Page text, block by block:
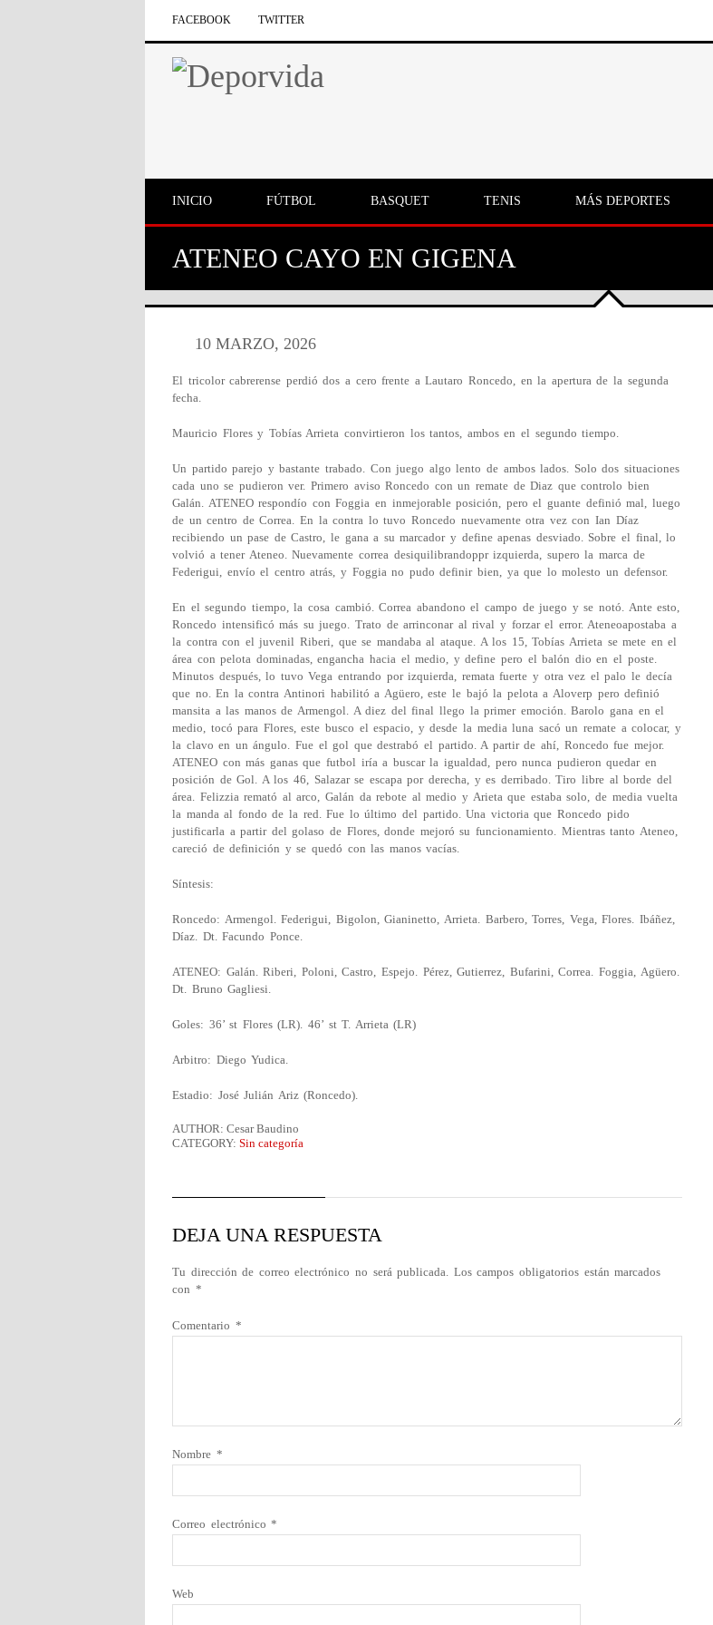
FACEBOOK TWITTER
INICIO FÚTBOL BASQUET TENIS MÁS DEPORTES
ATENEO CAYO EN GIGENA
10 MARZO, 2026
El tricolor cabrerense perdió dos a cero frente a Lautaro Roncedo, en la apertura de la segunda
fecha.
Mauricio Flores y Tobías Arrieta convirtieron los tantos, ambos en el segundo tiempo.
Un partido parejo y bastante trabado. Con juego algo lento de ambos lados. Solo dos situaciones
cada uno se pudieron ver. Primero aviso Roncedo con un remate de Diaz que controlo bien
Galán. ATENEO respondío con Foggia en inmejorable posición, pero el guante definió mal, luego
de un centro de Correa. En la contra lo tuvo Roncedo nuevamente otra vez con Ian Díaz
recibiendo un pase de Castro, le gana a su marcador y define apenas desviado. Sobre el final, lo
volvió a tener Ateneo. Nuevamente correa desiquilibrandoppr izquierda, supero la marca de
Federigui, envío el centro atrás, y Foggia no pudo definir bien, ya que lo molesto un defensor.
En el segundo tiempo, la cosa cambió. Correa abandono el campo de juego y se notó. Ante esto,
Roncedo intensificó más su juego. Trato de arrinconar al rival y forzar el error. Ateneoapostaba a
la contra con el juvenil Riberi, que se mandaba al ataque. A los 15, Tobías Arrieta se mete en el
área con pelota dominadas, engancha hacia el medio, y define pero el balón dio en el poste.
Minutos después, lo tuvo Vega entrando por izquierda, remata fuerte y otra vez el palo le decía
que no. En la contra Antinori habilitó a Agüero, este le bajó la pelota a Aloverp pero definió
mansita a las manos de Armengol. A diez del final llego la primer emoción. Barolo gana en el
medio, tocó para Flores, este busco el espacio, y desde la media luna sacó un remate a colocar, y
la clavo en un ángulo. Fue el gol que destrabó el partido. A partir de ahí, Roncedo fue mejor.
ATENEO con más ganas que futbol iría a buscar la igualdad, pero nunca pudieron quedar en
posición de Gol. A los 46, Salazar se escapa por derecha, y es derribado. Tiro libre al borde del
área. Felizzia remató al arco, Galán da rebote al medio y Arieta que estaba solo, de media vuelta
la manda al fondo de la red. Fue lo último del partido. Una victoria que Roncedo pido
justificarla a partir del golaso de Flores, donde mejoró su funcionamiento. Mientras tanto Ateneo,
careció de definición y se quedó con las manos vacías.
Síntesis:
Roncedo: Armengol. Federigui, Bigolon, Gianinetto, Arrieta. Barbero, Torres, Vega, Flores. Ibáñez,
Díaz. Dt. Facundo Ponce.
ATENEO: Galán. Riberi, Poloni, Castro, Espejo. Pérez, Gutierrez, Bufarini, Correa. Foggia, Agüero.
Dt. Bruno Gagliesi.
Goles: 36’ st Flores (LR). 46’ st T. Arrieta (LR)
Arbitro: Diego Yudica.
Estadio: José Julián Ariz (Roncedo).
AUTHOR: Cesar Baudino
CATEGORY: Sin categoría
DEJA UNA RESPUESTA
Tu dirección de correo electrónico no será publicada. Los campos obligatorios están marcados
con *
Comentario *
Nombre *
Correo electrónico*
Web